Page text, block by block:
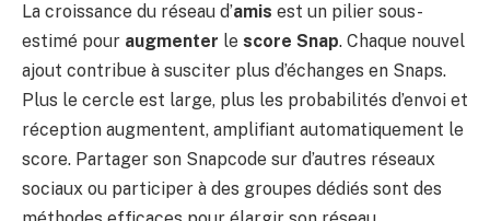
La croissance du réseau d’amis est un pilier sous-
estimé pour augmenter le score Snap. Chaque nouvel
ajout contribue à susciter plus d’échanges en Snaps.
Plus le cercle est large, plus les probabilités d’envoi et
réception augmentent, amplifiant automatiquement le
score. Partager son Snapcode sur d’autres réseaux
sociaux ou participer à des groupes dédiés sont des